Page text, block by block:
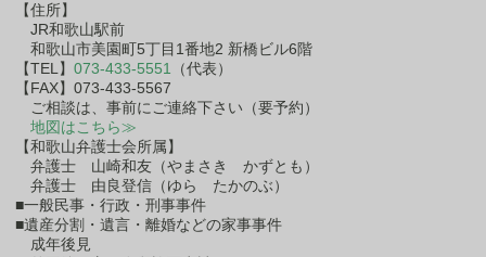
【住所】
JR和歌山駅前
和歌山市美園町5丁目1番地2 新橋ビル6階
【TEL】 073-433-5551 （代表）
【FAX】073-433-5567
ご相談は、事前にご連絡下さい（要予約）
地図はこちら≫
【和歌山弁護士会所属】
弁護士 山崎和友（やまさき かずとも）
弁護士 由良登信（ゆら たかのぶ）
■一般民事・行政・刑事事件
■遺産分割・遺言・離婚などの家事事件
成年後見